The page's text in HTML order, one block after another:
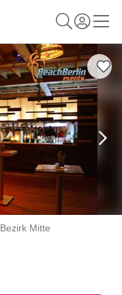
Bezirk Mitte